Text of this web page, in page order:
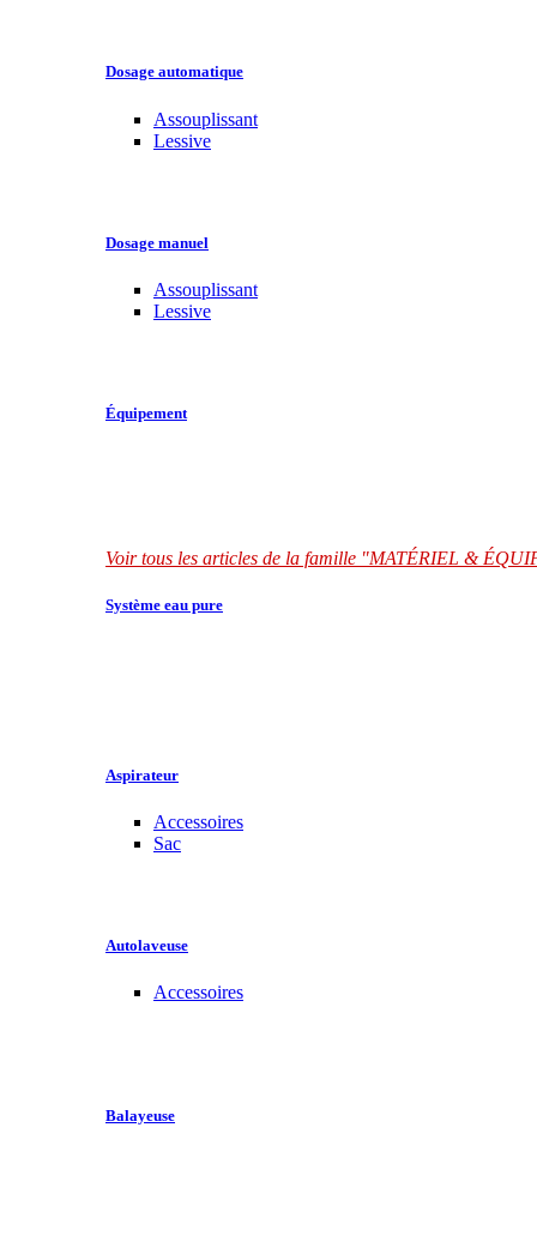
Dosage automatique
Assouplissant
Lessive
Dosage manuel
Assouplissant
Lessive
Équipement
Voir tous les articles de la famille "MATÉRIEL &
Système eau pure
Aspirateur
Accessoires
Sac
Autolaveuse
Accessoires
Balayeuse